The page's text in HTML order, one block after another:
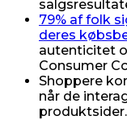
79% af folk
deres
autenticitet
Consumer
Shoppere
når de
produktsider.